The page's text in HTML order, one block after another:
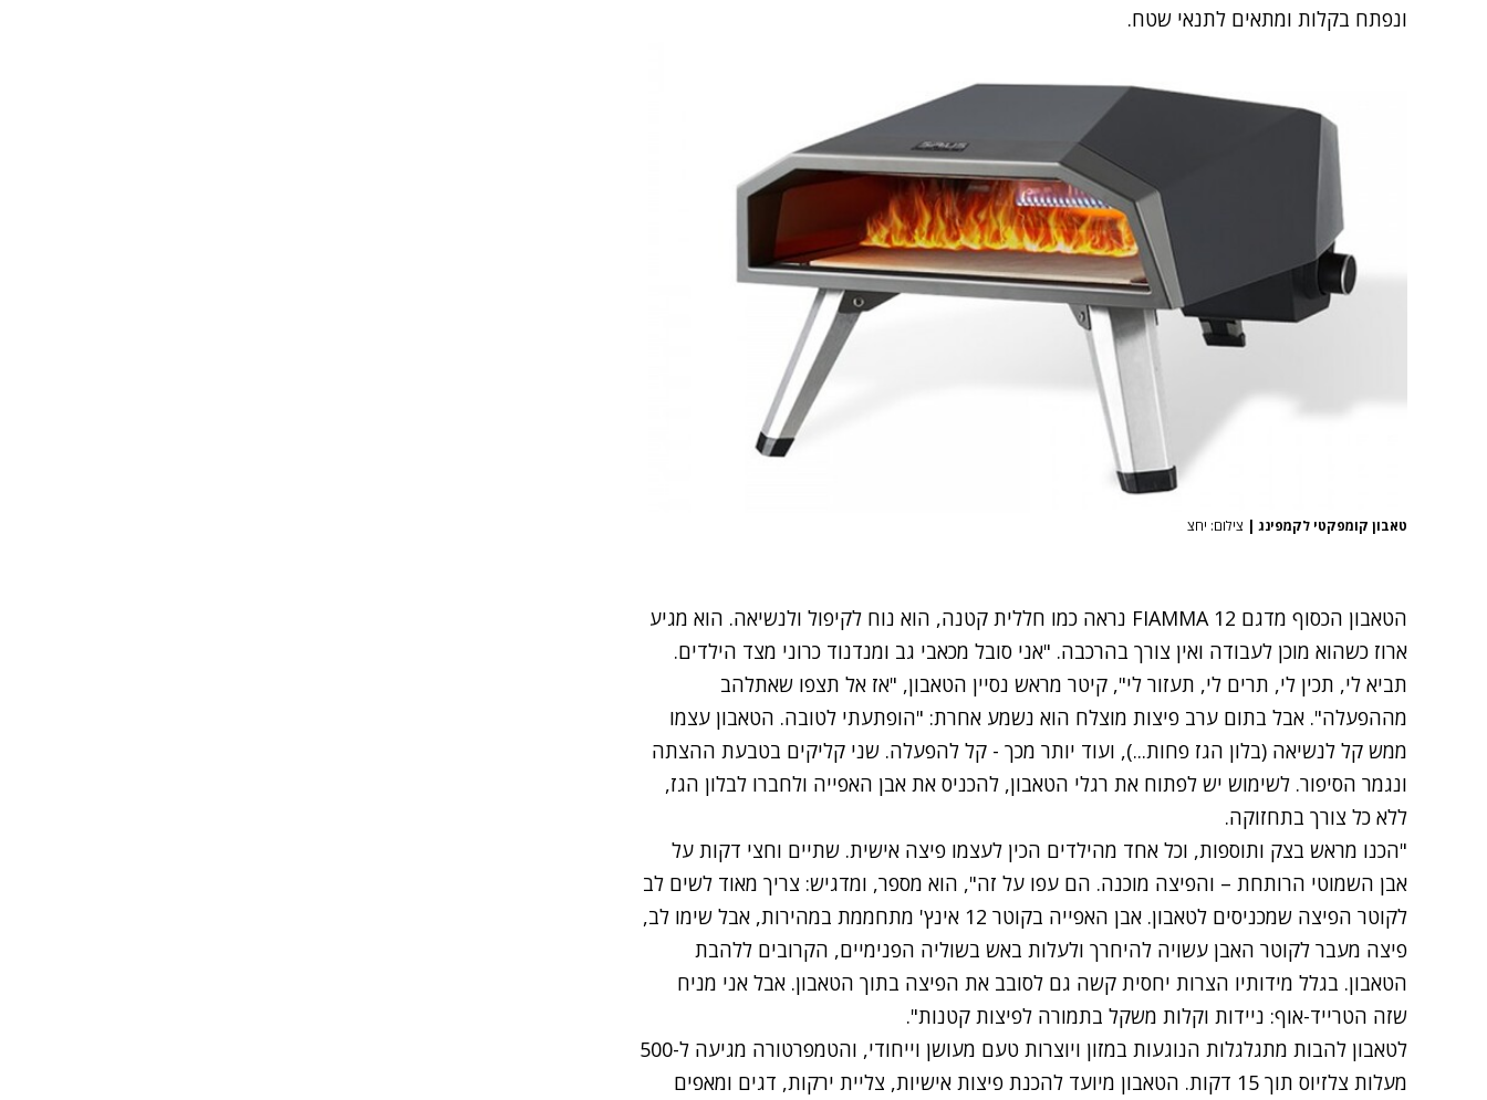
ונפתח בקלות ומתאים לתנאי שטח.
טאבון קומפקטי לקמפינג | צילום: יחצ
הטאבון הכסוף מדגם FIAMMA 12 נראה כמו חללית קטנה, הוא נוח לקיפול ולנשיאה. הוא מגיע
ארוז כשהוא מוכן לעבודה ואין צורך בהרכבה. "אני סובל מכאבי גב ומנדנוד כרוני מצד הילדים.
תביא לי, תכין לי, תרים לי, תעזור לי", קיטר מראש נסיין הטאבון, "אז אל תצפו שאתלהב
מההפעלה". אבל בתום ערב פיצות מוצלח הוא נשמע אחרת: "הופתעתי לטובה. הטאבון עצמו
ממש קל לנשיאה (בלון הגז פחות...), ועוד יותר מכך - קל להפעלה. שני קליקים בטבעת ההצתה
ונגמר הסיפור. לשימוש יש לפתוח את רגלי הטאבון, להכניס את אבן האפייה ולחברו לבלון הגז,
ללא כל צורך בתחזוקה.
"הכנו מראש בצק ותוספות, וכל אחד מהילדים הכין לעצמו פיצה אישית. שתיים וחצי דקות על
אבן השמוטי הרותחת – והפיצה מוכנה. הם עפו על זה", הוא מספר, ומדגיש: צריך מאוד לשים לב
לקוטר הפיצה שמכניסים לטאבון. אבן האפייה בקוטר 12 אינץ' מתחממת במהירות, אבל שימו לב,
פיצה מעבר לקוטר האבן עשויה להיחרך ולעלות באש בשוליה הפנימיים, הקרובים ללהבת
הטאבון. בגלל מידותיו הצרות יחסית קשה גם לסובב את הפיצה בתוך הטאבון. אבל אני מניח
שזה הטרייד-אוף: ניידות וקלות משקל בתמורה לפיצות קטנות".
לטאבון להבות מתגלגלות הנוגעות במזון ויוצרות טעם מעושן וייחודי, והטמפרטורה מגיעה ל-500
מעלות צלזיוס תוך 15 דקות. הטאבון מיועד להכנת פיצות אישיות, צליית ירקות, דגים ומאפים